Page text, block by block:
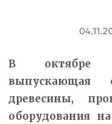
В октябре
выпускающая
древесины,
оборудования